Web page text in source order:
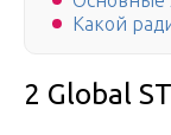
Какой
2 Global